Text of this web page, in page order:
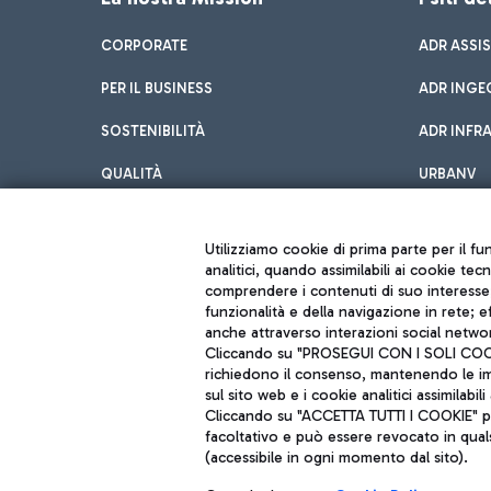
CORPORATE
PER IL BUSINESS
SOSTENIBILITÀ
QUALITÀ
ADR
ADR
ADR
URBANV
Aeroporti di Roma S.p.A. - Società soggetta a direzione e
Codice fiscale e Registro delle Imprese di Roma 13032990155 P. IVA
Capitale sociale 62.224.743,00 int. vers.
Sede legale: Via Pier Paolo Racchetti 1 - 00054 Fiumicino (RM) telefono
Utilizziamo cookie di prima parte per il
analitici, quando assimilabili ai cookie
comprendere i contenuti di suo
funzionalità e della navigazione in rete;
anche attraverso interazioni social
Cliccando su "PROSEGUI CON I SOLI
richiedono il consenso, mantenendo le
sul sito web e i cookie analitici
Cliccando su "ACCETTA TUTTI I
facoltativo e può essere revocato in
(accessibile in ogni momento dal sito).